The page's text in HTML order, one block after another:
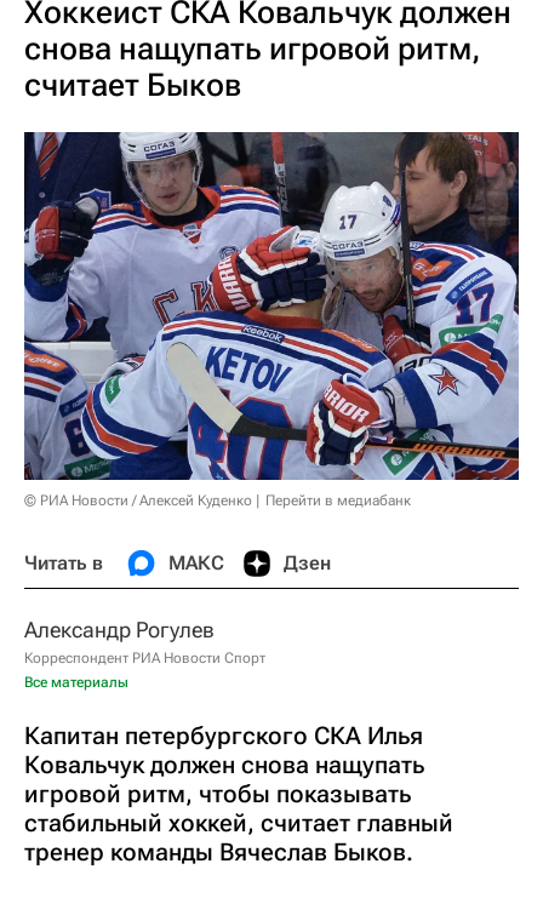
Хоккеист СКА Ковальчук должен
снова нащупать игровой ритм,
считает Быков
© РИА Новости / Алексей Куденко Перейти в медиабанк
Читать в МАКС Дзен
Александр Рогулев
Корреспондент РИА Новости Спорт
Все материалы
Капитан петербургского СКА Илья
Ковальчук должен снова нащупать
игровой ритм, чтобы показывать
стабильный хоккей, считает главный
тренер команды Вячеслав Быков.